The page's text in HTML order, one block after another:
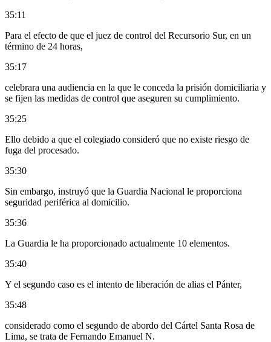
35:11
Para el efecto de que el juez de control del Recursorio Sur, en un
término de 24 horas,
35:17
celebrara una audiencia en la que le conceda la prisión domiciliaria y
se fijen las medidas de control que aseguren su cumplimiento.
35:25
Ello debido a que el colegiado consideró que no existe riesgo de
fuga del procesado.
35:30
Sin embargo, instruyó que la Guardia Nacional le proporciona
seguridad periférica al domicilio.
35:36
La Guardia le ha proporcionado actualmente 10 elementos.
35:40
Y el segundo caso es el intento de liberación de alias el Pánter,
35:48
considerado como el segundo de abordo del Cártel Santa Rosa de
Lima, se trata de Fernando Emanuel N.